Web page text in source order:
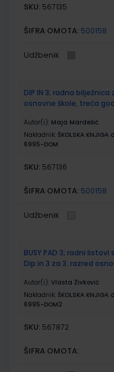
SKU: 567135
ŠIFRA OMOTA: 500158
Udžbenik
DIP IN 3; radna
osnovne škole, treća
Autor(i): Maja Mardešić
Nakladnik: ŠKOLSKA KNJIGA
6995-DOM
SKU: 567136
ŠIFRA OMOTA: 500158
Udžbenik
BUSY PAD 3; radni
Dip in 3 za 3. razred
Autor(i): Vlasta Živković
Nakladnik: ŠKOLSKA KNJIGA
6995-DOM2
SKU: 567872
ŠIFRA OMOTA: